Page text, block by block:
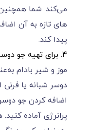
می‌کند. شما
‌های تازه به آن
پیدا کند.
4. برای تهیه جو دوسر شبانه یا فرنی
موز و شیر بادام
دوسر شبانه یا
اضافه کردن جو
پرانرژی آماده